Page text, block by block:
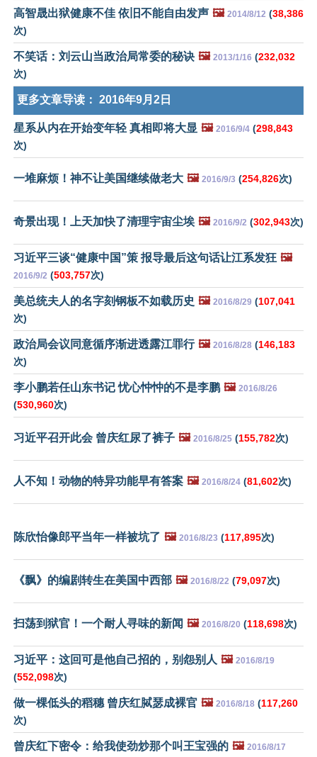
高智晟出狱健康不佳 依旧不能自由发声 🖼️ 2014/8/12 (38,386
次)
不笑话：刘云山当政治局常委的秘诀 🖼️ 2013/1/16 (232,032
次)
更多文章导读： 2016年9月2日
星系从内在开始变年轻 真相即将大显 🖼️ 2016/9/4 (298,843
次)
一堆麻烦！神不让美国继续做老大 🖼️ 2016/9/3 (254,826次)
奇景出现！上天加快了清理宇宙尘埃 🖼️ 2016/9/2 (302,943次)
习近平三谈“健康中国”策 报导最后这句话让江系发狂 🖼️
2016/9/2 (503,757次)
美总统夫人的名字刻钢板不如载历史 🖼️ 2016/8/29 (107,041
次)
政治局会议同意循序渐进透露江罪行 🖼️ 2016/8/28 (146,183
次)
李小鹏若任山东书记 忧心忡忡的不是李鹏 🖼️ 2016/8/26
(530,960次)
习近平召开此会 曾庆红尿了裤子 🖼️ 2016/8/25 (155,782次)
人不知！动物的特异功能早有答案 🖼️ 2016/8/24 (81,602次)
陈欣怡像郎平当年一样被坑了 🖼️ 2016/8/23 (117,895次)
《飘》的编剧转生在美国中西部 🖼️ 2016/8/22 (79,097次)
扫荡到狱官！一个耐人寻味的新闻 🖼️ 2016/8/20 (118,698次)
习近平：这回可是他自己招的，别怨别人 🖼️ 2016/8/19
(552,098次)
做一棵低头的稻穗 曾庆红脦瑟成裸官 🖼️ 2016/8/18 (117,260
次)
曾庆红下密令：给我使劲炒那个叫王宝强的 🖼️ 2016/8/17